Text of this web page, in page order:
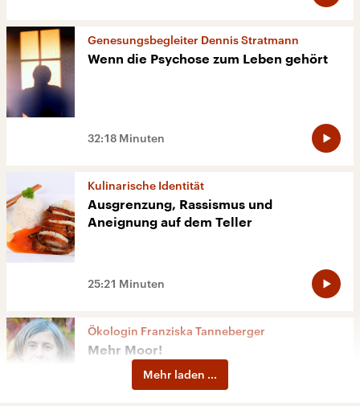
Genesungsbegleiter Dennis Stratmann
Wenn die Psychose zum Leben gehört
32:18 Minuten
Kulinarische Identität
Ausgrenzung, Rassismus und
Aneignung auf dem Teller
25:21 Minuten
Ökologin Franziska Tanneberger
Mehr Moor!
Mehr laden ...